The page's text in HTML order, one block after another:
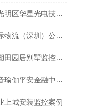
电技术有限公司道闸系统安装项目
圳）公司办公室监控安装项目
园居别墅监控安装案例
安金融中心店安装监控案例
上城安装监控案例